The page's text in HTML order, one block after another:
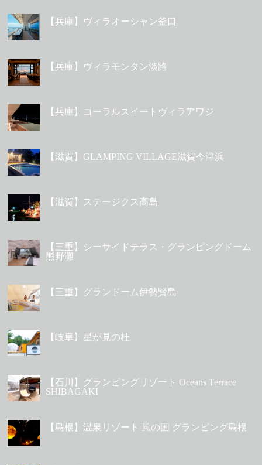
【兵庫】ヴィラオーシャン釜口
【兵庫】ヴィラモンタン淡路
【兵庫】コーラルスイートヴィラアワジ
【滋賀】GLAMPING VILLAGE滋賀今津浜
【滋賀】ステージクス高島
【三重】シーサイドテラス・グランピングドーム
熊野灘
【三重】グランドーム伊勢賢島
【岐阜】星が見の杜
【石川】グランピングリゾート Oceans Terrace
SHIBAGAKI
【島根】温泉リゾート 風の国 グランピング島根